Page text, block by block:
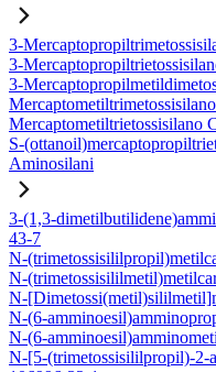
3-
3-
3-
Mercaptometiltrietossisilano
S-
Aminosilani
3-(1,3-
43-7
N-
N-
N-
N-(6-
N-(6-
N-[5-(trimetossisililpropil)-2-